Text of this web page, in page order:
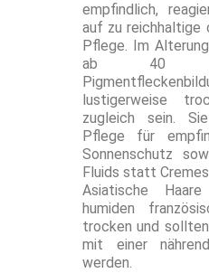
empfindlich,
auf zu reichhaltige
Pflege. Im
ab 40
lustigerweise
zugleich sein.
Pflege für
Sonnenschutz
Fluids statt
Asiatische
humiden
trocken und
mit einer
werden.